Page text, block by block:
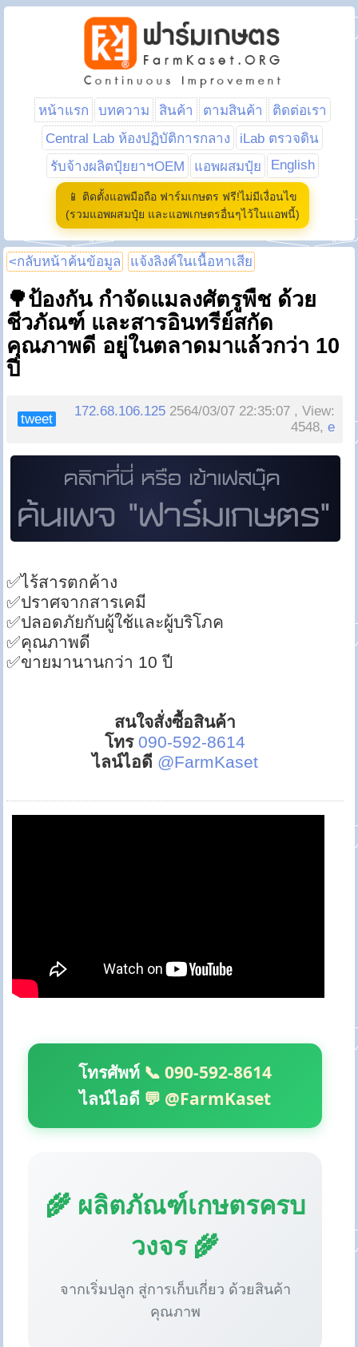
หน้าแรก บทความ สินค้า ตามสินค้า
ติดต่อเรา
Central Lab ห้องปฏิบัติการกลาง
iLab ตรวจดิน
รับจ้างผลิตปุ๋ยยาฯOEM
แอพผสมปุ๋ย English
📱 ติดตั้งแอพมือถือ ฟาร์มเกษตร ฟรี!ไม่มีเงื่อนไข
(รวมแอพผสมปุ๋ย และแอพเกษตรอื่นๆไว้ในแอพนี้)
<กลับหน้าค้นข้อมูล แจ้งลิงค์ในเนื้อหาเสีย
🌳ป้องกัน กำจัดแมลงศัตรูพืช ด้วย
ชีวภัณฑ์ และสารอินทรีย์สกัด
คุณภาพดี อยู่ในตลาดมาแล้วกว่า 10
ปี
tweet
172.68.106.125 2564/03/07 22:35:07 , View:
4548,e
✅ไร้สารตกค้าง
✅ปราศจากสารเคมี
✅ปลอดภัยกับผู้ใช้และผู้บริโภค
✅คุณภาพดี
✅ขายมานานกว่า 10 ปี
สนใจสั่งซื้อสินค้า
โทร 090-592-8614
ไลน์ไอดี @FarmKaset
โทรศัพท์ 📞 090-592-8614
ไลน์ไอดี 💬 @FarmKaset
🌾 ผลิตภัณฑ์เกษตรครบ
วงจร 🌾
จากเริ่มปลูก สู่การเก็บเกี่ยว ด้วยสินค้า
คุณภาพ